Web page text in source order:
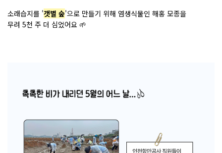
소래습지를 '갯벌 숲'으로 만들기 위해 염생식물인 해홍 모종을
무려 5천 주 더 심었어요 🌱